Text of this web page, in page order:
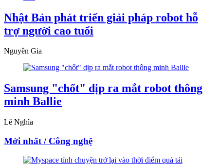
Nhật Bản phát triển giải pháp robot hỗ
trợ người cao tuổi
Nguyên Gia
Samsung "chốt" dịp ra mắt robot thông
minh Ballie
Lê Nghĩa
Mới nhất / Công nghệ